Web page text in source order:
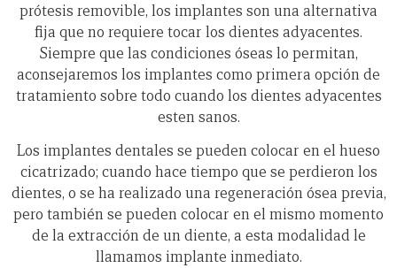
prótesis removible, los implantes son una alternativa
fija que no requiere tocar los dientes adyacentes.
Siempre que las condiciones óseas lo permitan,
aconsejaremos los implantes como primera opción de
tratamiento sobre todo cuando los dientes adyacentes
esten sanos.
Los implantes dentales se pueden colocar en el hueso
cicatrizado; cuando hace tiempo que se perdieron los
dientes, o se ha realizado una regeneración ósea previa,
pero también se pueden colocar en el mismo momento
de la extracción de un diente, a esta modalidad le
llamamos implante inmediato.